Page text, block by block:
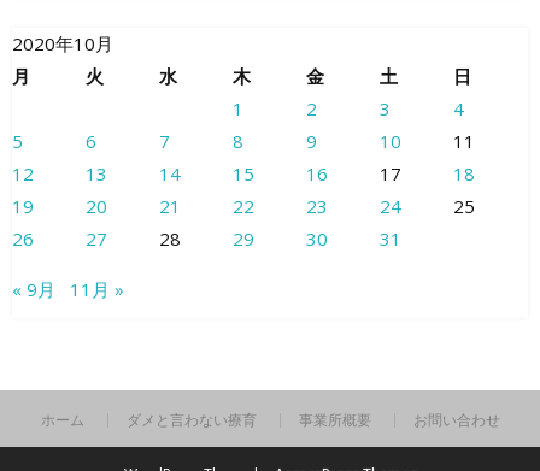
2020年10月
月
火 水 木 金 土
日
1
2 3
4
5
6 7 8 9 10
11
12
13 14 15 16 17
18
19
20 21 22 23 24
25
26
27 28 29 30 31
« 9月 11月 »
ホーム ダメと言わない療育 事業所概要 お問い合わせ